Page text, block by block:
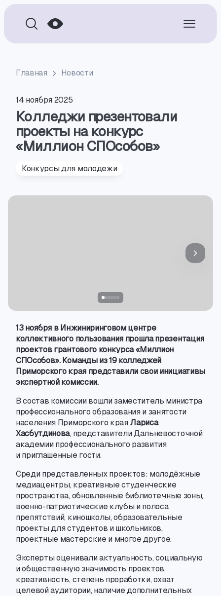
Главная Новости
14 ноября 2025
Колледжи презентовали
проекты на конкурс
«Миллион СПОсобов»
Конкурсы для молодежи
13 ноября в Инжиниринговом центре
коллективного пользования прошла презентация
проектов грантового конкурса «Миллион
СПОсобов». Команды из 19 колледжей
Приморского края представили свои инициативы
экспертной комиссии.
В состав комиссии вошли заместитель министра
профессионального образования и занятости
населения Приморского края Лариса
Хасбутдинова, представители Дальневосточной
академии профессионального развития
и приглашенные гости.
Среди представленных проектов: молодёжные
медиацентры, креативные студенческие
пространства, обновленные библиотечные зоны,
военно-патриотические клубы и полоса
препятствий, киношколы,образовательные
проекты для студентов и школьников,
проектные мастерские и многое другое.
Эксперты оценивали актуальность,социальную
и общественную значимость проектов,
креативность, степень проработки,охват
целевой аудитории, наличие дополнительных